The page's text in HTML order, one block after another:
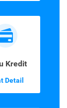
Kredit
Detail